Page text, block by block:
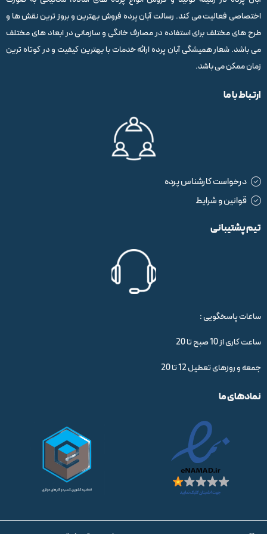
اختصاصی فعالیت می کند. رسالت آبان پرده فروش بهترین و بروز ترین نقش ها و
طرح های مختلف برای استفاده در مصارف خانگی و سازمانی در ابعاد های مختلف
می باشد. شعار همیشگی آبان پرده ارائه خدمات با بهترین کیفیت و در کوتاه ترین
زمان ممکن می باشد.
ارتباط با ما
درخواست کارشناس پرده
قوانین و شرایط
تیم پشتیبانی
ساعات پاسخگویی :
ساعت کاری از 10 صبح تا 20
جمعه و روزهای تعطیل 12 تا 20
نمادهای ما